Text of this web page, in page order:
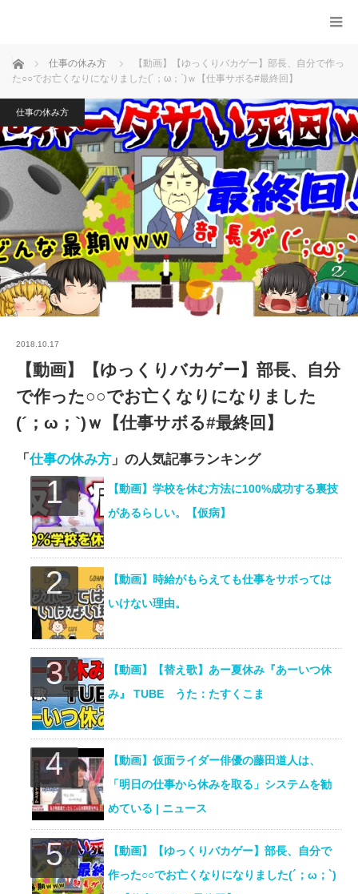
ホーム 仕事の休み方
【動画】【ゆっくりバカゲー】部長、自分で作っ
た○○でお亡くなりになりました(´；ω；`)ｗ【仕事サボる#最終回】
仕事の休み方
2018.10.17
【動画】【ゆっくりバカゲー】部長、自分
で作った○○でお亡くなりになりました
(´；ω；`)ｗ【仕事サボる#最終回】
「仕事の休み方 」の人気記事ランキング
【動画】学校を休む方法に100%成功する裏技
があるらしい。【仮病】
【動画】時給がもらえても仕事をサボっては
いけない理由。
【動画】【替え歌】あー夏休み『あーいつ休
み』 TUBE うた：たすくこま
【動画】仮面ライダー俳優の藤田道人は、
「明日の仕事から休みを取る」システムを勧
めている | ニュース
【動画】【ゆっくりバカゲー】部長、自分で
作った○○でお亡くなりになりました(´；ω；`)